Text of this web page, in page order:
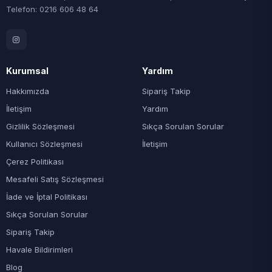
Telefon: 0216 606 48 64
Kurumsal
Hakkımızda
İletişim
Gizlilik Sözleşmesi
Kullanıcı Sözleşmesi
Çerez Politikası
Mesafeli Satış Sözleşmesi
İade ve İptal Politikası
Sıkça Sorulan Sorular
Sipariş Takip
Havale Bildirimleri
Blog
Yardım
Sipariş Takip
Yardım
Sıkça Sorulan Sorular
İletişim